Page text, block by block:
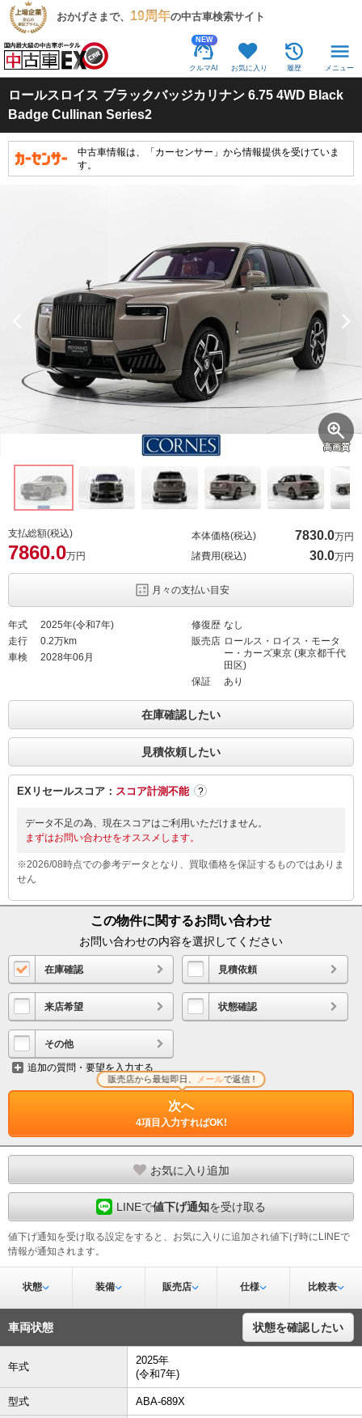
おかげさまで、 19周年の中古車検索サイト
NEW
クルマAI お気に入り 履歴 メニュー
ロールスロイス ブラックバッジカリナン 6.75 4WD Black
Badge Cullinan Series2
中古車情報は、「カーセンサー」から情報提供を受けていま
す。
高画質
支払総額(税込)
7860.0万円
本体価格(税込) 7830.0万円
諸費用(税込)
30.0万円
月々の支払い目安
年式
2025年(令和7年)
走行
0.2万km
車検
2028年06月
修復歴 なし
販売店 ロールス・ロイス・モータ
ー・カーズ東京 (東京都千代
田区)
保証
あり
在庫確認したい
見積依頼したい
EXリセールスコア： スコア計測不能 ?
データ不足の為、現在スコアはご利用いただけません。
まずはお問い合わせをオススメします。
※2026/08時点での参考データとなり、買取価格を保証するものではありま
せん
この物件に関するお問い合わせ
お問い合わせの内容を選択してください
在庫確認 見積依頼
来店希望 状態確認
その他
追加の質問・要望を入力する
次へ
4項目入力すればOK!
販売店から最短即日、 メールで返信 !
お気に入り追加
LINEで値下げ通知を受け取る
値下げ通知を受け取る設定をすると、お気に入りに追加され値下げ時にLINEで
情報が通知されます。
状態 装備 販売店 仕様 比較表
車両状態 状態を確認したい
年式
2025年
(令和7年)
型式 ABA-689X